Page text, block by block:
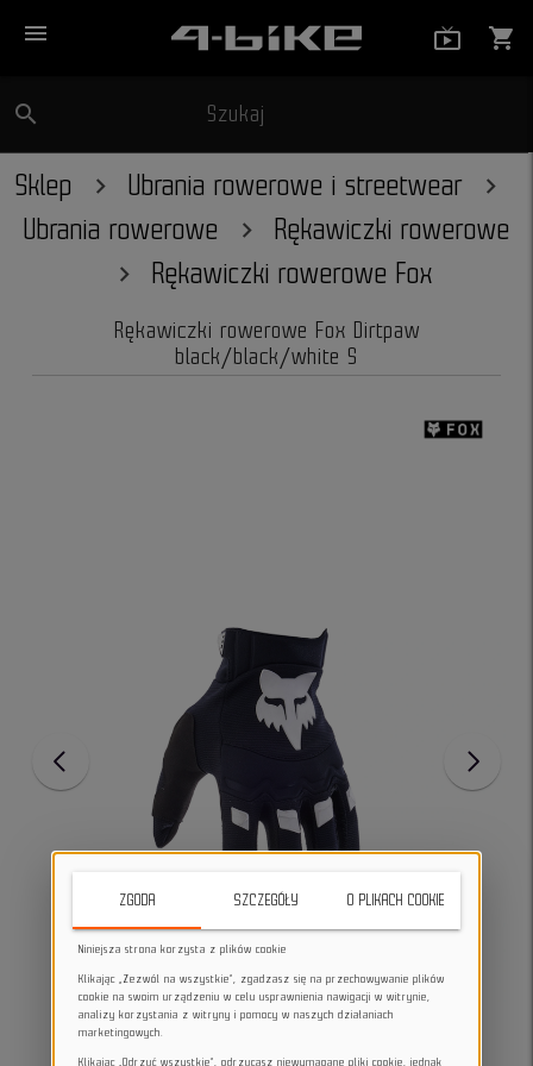
menu shopping_cart
search Szukaj
Sklep
Ubrania rowerowe i streetwear
Ubrania rowerowe
Rękawiczki rowerowe
Rękawiczki rowerowe Fox
Rękawiczki rowerowe Fox Dirtpaw
black/black/white S
ZGODA SZCZEGÓŁY O PLIKACH COOKIE
Niniejsza strona korzysta z plików cookie
Klikając „Zezwól na wszystkie”, zgadzasz się na przechowywanie plików
cookie na swoim urządzeniu w celu usprawnienia nawigacji w witrynie,
analizy korzystania z witryny i pomocy w naszych działaniach
marketingowych.
Klikając „Odrzuć wszystkie”, odrzucasz niewymagane pliki cookie, jednak